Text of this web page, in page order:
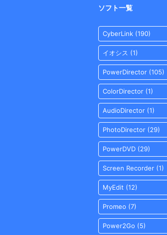
ソフト一覧
CyberLink (190)
イオシス (1)
PowerDirector (105)
ColorDirector (1)
AudioDirector (1)
PhotoDirector (29)
PowerDVD (29)
Screen Recorder (1)
MyEdit (12)
Promeo (7)
Power2Go (5)